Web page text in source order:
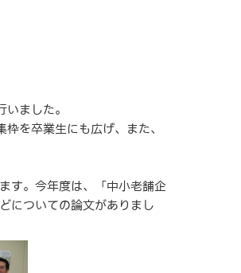
ました。
を卒業生にも広げ、また、
す。今年度は、「中小老舗企
についての論文がありまし